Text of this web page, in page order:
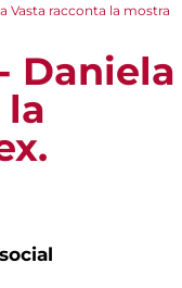
Vasta racconta la mostra
Daniela